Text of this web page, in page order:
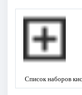
Список наборов